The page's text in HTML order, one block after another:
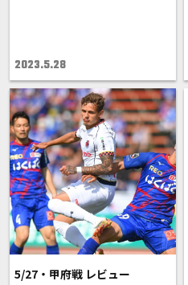
2023.5.28
5/27・甲府戦 レビュー